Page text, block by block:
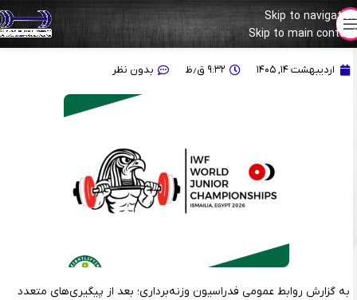
Skip to navigation
Skip to main content
برای حضور در رقابت‌های جهانی؛ تیم جوانان ایران راهی مصر شد
اردیبهشت ۱۴, ۱۴۰۵ ۹:۳۲ ق٫ظ بدون نظر
به گزارش روابط عمومی فدراسیون وزنه‌برداری؛ بعد از پیگیری‌های متعدد